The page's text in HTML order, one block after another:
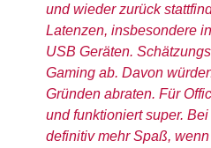
und wieder zurück
Latenzen, insbesondere
USB Geräten.
Gaming ab. Davon
Gründen abraten. Für
und funktioniert super.
definitiv mehr Spaß,